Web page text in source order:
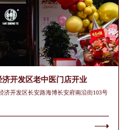
开发区老中医门店开业
济开发区长安路海博长安府南沿街103号